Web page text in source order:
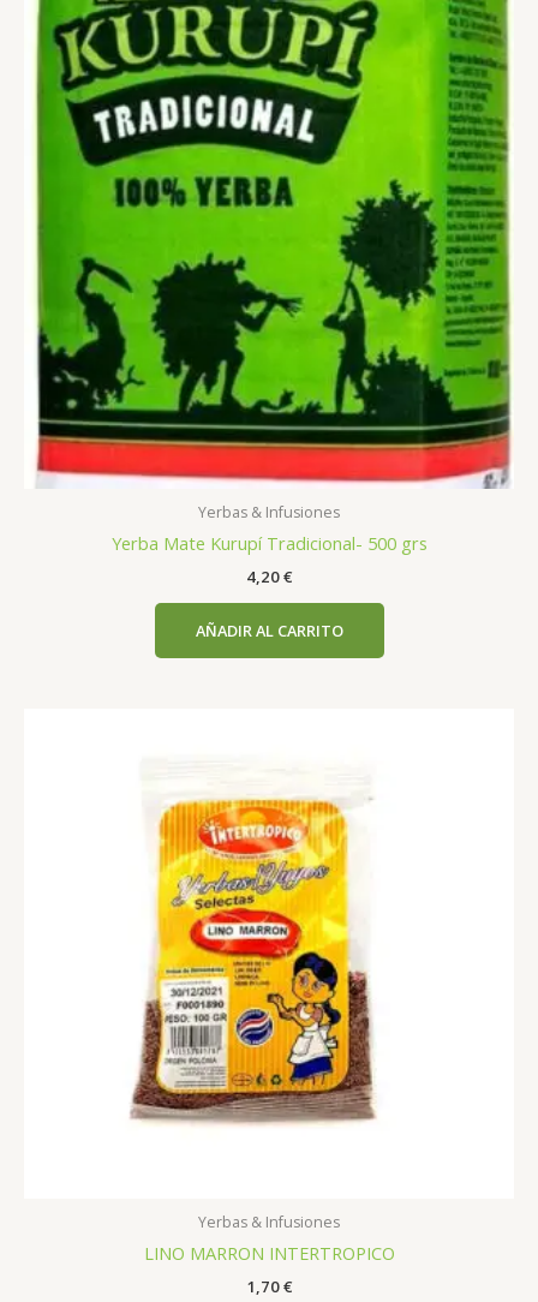
Yerbas & Infusiones
Yerba Mate Kurupí Tradicional- 500 grs
4,20€
AÑADIR AL CARRITO
Yerbas & Infusiones
LINO MARRON INTERTROPICO
1,70€